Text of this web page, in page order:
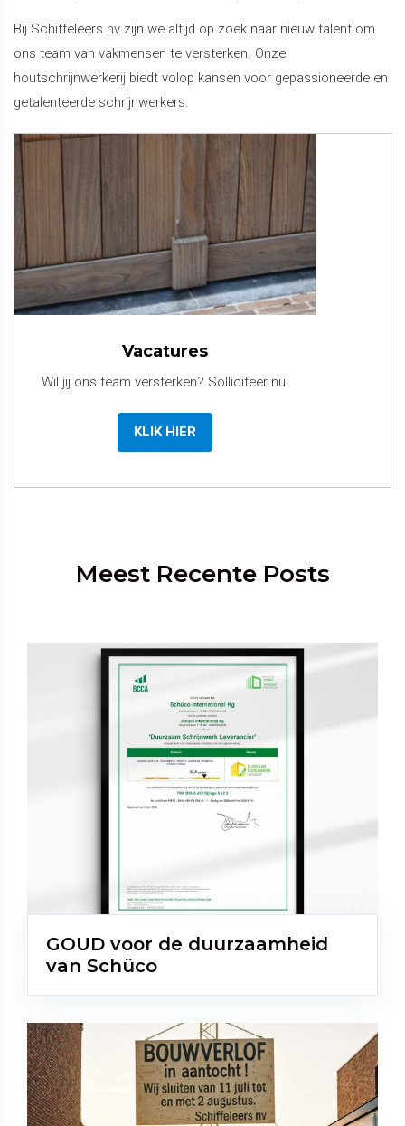
Bij Schiffeleers nv zijn we altijd op zoek naar nieuw talent om
ons team van vakmensen te versterken. Onze
houtschrijnwerkerij biedt volop kansen voor gepassioneerde en
getalenteerde schrijnwerkers.
Vacatures
Wil jij ons team versterken? Solliciteer nu!
KLIK HIER
Meest Recente Posts
GOUD voor de duurzaamheid
van Schüco